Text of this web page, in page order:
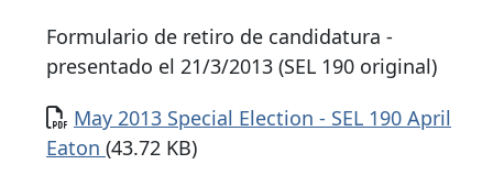
Formulario de retiro de candidatura -
presentado el 21/3/2013 (SEL 190 original)
Documento
May 2013 Special Election - SEL 190 April
Eaton (43.72 KB)